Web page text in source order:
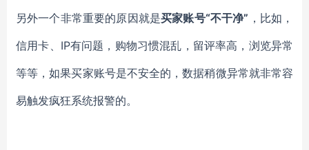
另外一个非常重要的原因就是买家账号“不干净” ，比如，
信用卡、 IP有问题，购物习惯混乱，留评率高，浏览异常
等等，如果买家账号是不安全的，数据稍微异常就非常容
易触发疯狂系统报警的。